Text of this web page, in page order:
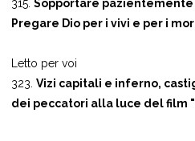
315. Sopportare
Pregare Dio per i vivi e per i
Letto per voi
323. Vizi capitali e inferno,
dei peccatori alla luce del film